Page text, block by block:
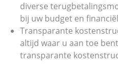
diverse
bij uw budget en
Transparante
altijd waar u aan toe
transparante